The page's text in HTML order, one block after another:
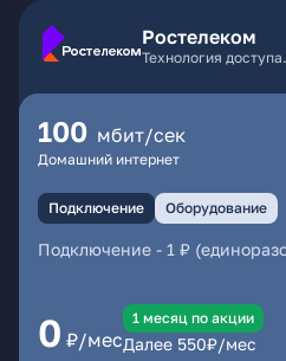
Ростелеком
Технология
100 мбит/сек
Домашний интернет
Подключение Оборудование
Подключение - 1 ₽
0 ₽/мес
1 месяц по акции
Далее 550₽/мес